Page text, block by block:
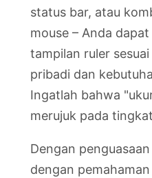
status bar, atau
mouse – Anda
tampilan ruler
pribadi dan
Ingatlah bahwa
merujuk pada
Dengan
dengan